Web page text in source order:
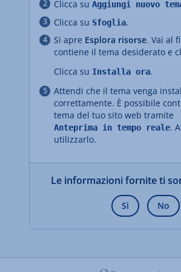
Clicca su Aggiungi nuovo
Clicca su Sfoglia.
Si apre Esplora risorse. Vai al
contiene il tema desiderato e
Clicca su Installa ora.
Attendi che il tema venga
correttamente. È possibile
tema del tuo sito web tramite
Anteprima in tempo reale.
utilizzarlo.
Le informazioni fornite ti
Sì No